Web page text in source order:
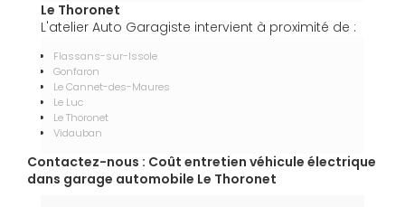
Le Thoronet
L'atelier Auto Garagiste intervient à proximité de :
Flassans-sur-Issole
Gonfaron
Le Cannet-des-Maures
Le Luc
Le Thoronet
Vidauban
Contactez-nous : Coût entretien véhicule électrique
dans garage automobile Le Thoronet